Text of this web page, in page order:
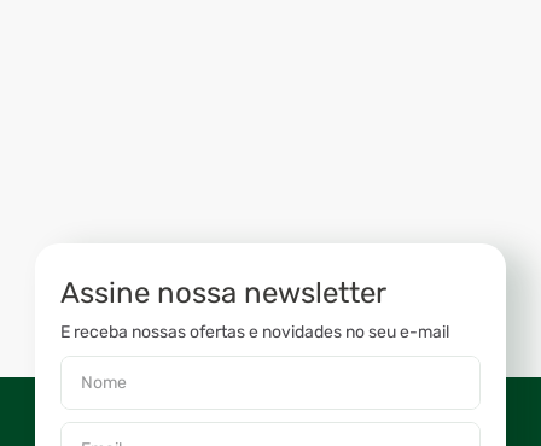
Assine nossa newsletter
E receba nossas ofertas e novidades no seu e-mail